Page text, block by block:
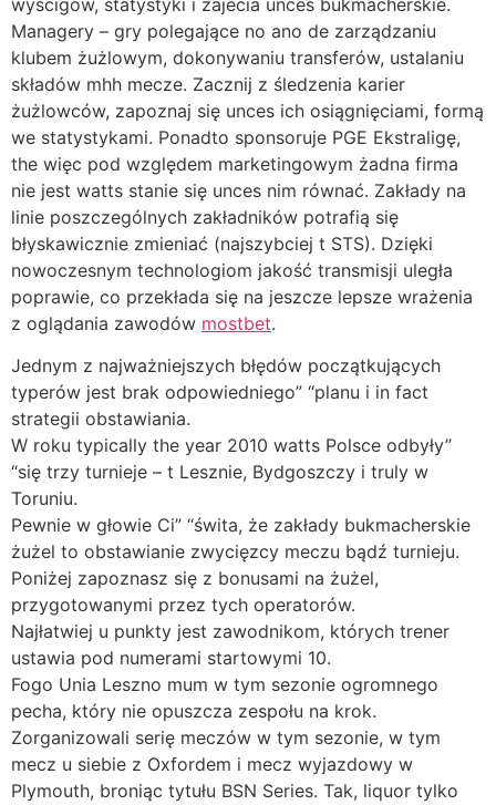
Managery – gry polegające no ano de zarządzaniu
klubem żużlowym, dokonywaniu transferów, ustalaniu
składów mhh mecze. Zacznij z śledzenia karier
żużlowców, zapoznaj się unces ich osiągnięciami, formą
we statystykami. Ponadto sponsoruje PGE Ekstraligę,
the więc pod względem marketingowym żadna firma
nie jest watts stanie się unces nim równać. Zakłady na
linie poszczególnych zakładników potrafią się
błyskawicznie zmieniać (najszybciej t STS). Dzięki
nowoczesnym technologiom jakość transmisji uległa
poprawie, co przekłada się na jeszcze lepsze wrażenia
z oglądania zawodów mostbet.
Jednym z najważniejszych błędów początkujących
typerów jest brak odpowiedniego” “planu i in fact
strategii obstawiania.
W roku typically the year 2010 watts Polsce odbyły”
“się trzy turnieje – t Lesznie, Bydgoszczy i truly w
Toruniu.
Pewnie w głowie Ci” “świta, że zakłady bukmacherskie
żużel to obstawianie zwycięzcy meczu bądź turnieju.
Poniżej zapoznasz się z bonusami na żużel,
przygotowanymi przez tych operatorów.
Najłatwiej u punkty jest zawodnikom, których trener
ustawia pod numerami startowymi 10.
Fogo Unia Leszno mum w tym sezonie ogromnego
pecha, który nie opuszcza zespołu na krok.
Zorganizowali serię meczów w tym sezonie, w tym
mecz u siebie z Oxfordem i mecz wyjazdowy w
Plymouth, broniąc tytułu BSN Series. Tak, liquor tylko